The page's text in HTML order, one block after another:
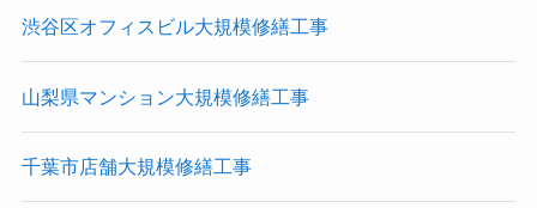
渋谷区オフィスビル大規模修繕工事
山梨県マンション大規模修繕工事
千葉市店舗大規模修繕工事